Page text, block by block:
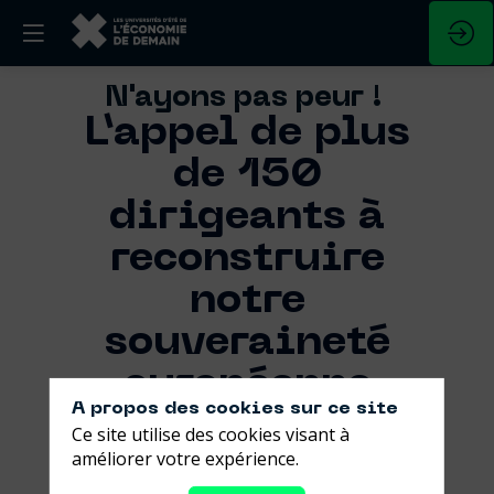
N'ayons pas peur !
L’appel de plus
de 150
dirigeants à
reconstruire
notre
souveraineté
européenne
Un mois après la signature contestée de
A propos des cookies sur ce site
Ce site utilise des cookies visant à
améliorer votre expérience.